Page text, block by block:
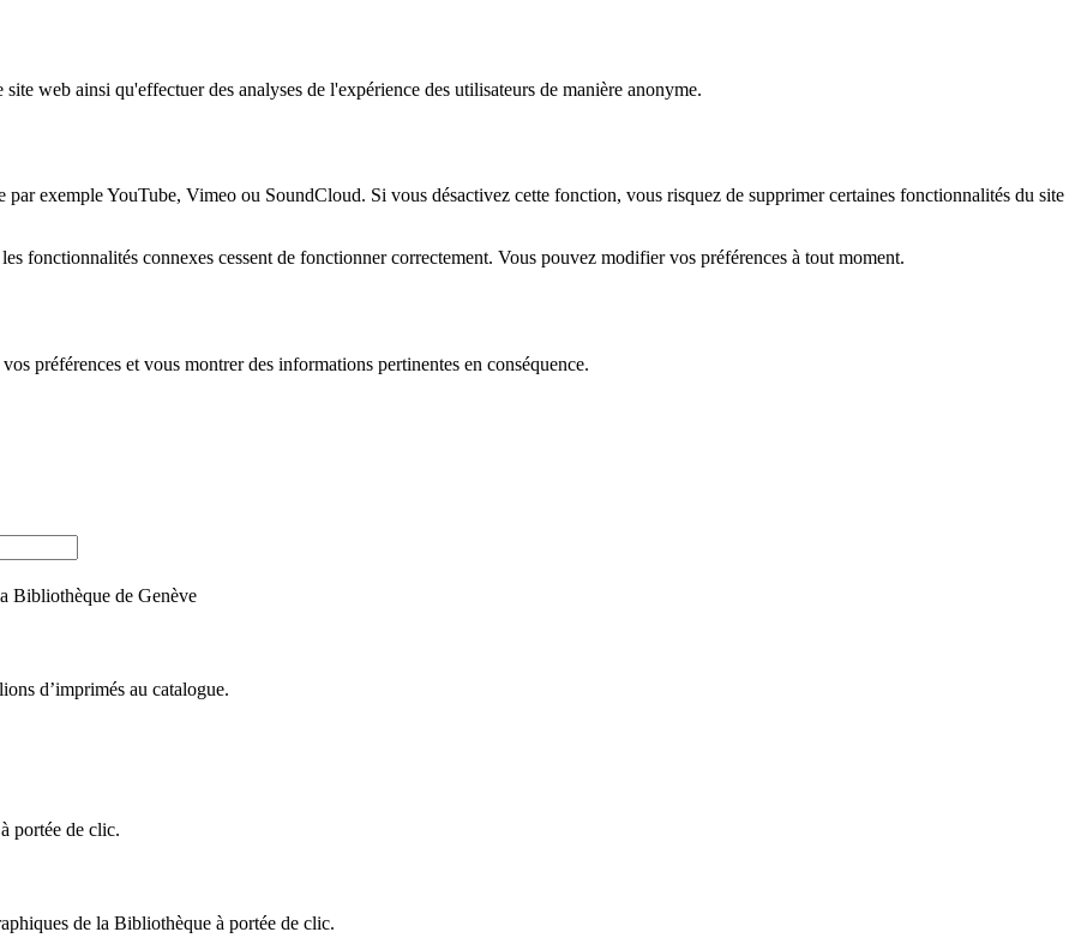
web ainsi qu'effectuer des analyses de l'expérience des utilisateurs de manière anonyme.
exemple YouTube, Vimeo ou SoundCloud. Si vous désactivez cette fonction, vous risquez de supprimer certaines fonctionnalités du site
fonctionnalités connexes cessent de fonctionner correctement. Vous pouvez modifier vos préférences à tout moment.
préférences et vous montrer des informations pertinentes en conséquence.
Bibliothèque de Genève
d’imprimés au catalogue.
portée de clic.
de la Bibliothèque à portée de clic.